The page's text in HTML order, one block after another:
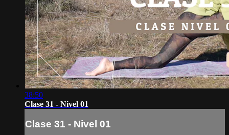
38:50
Clase 31 - Nivel 01
Clase 31 - Nivel 01